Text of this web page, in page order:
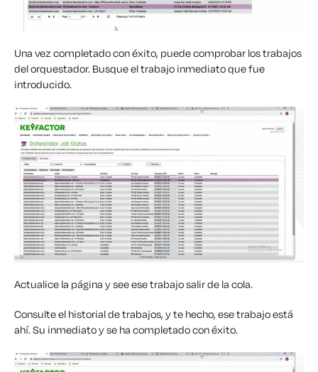
Una vez completado con éxito, puedecomprobar los trabajos
del orquestador. Busque eltrabajo inmediato quefue
introducido.
Actualice la página ysee ese trabajo salir de la cola.
Consulteel historial de trabajos, y te hecho, ese trabajo está
ahí.Su inmediato y se ha completado con éxito.